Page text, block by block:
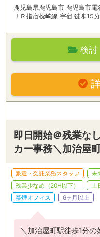
鹿児島県鹿児島市 鹿児島市
ＪＲ指宿枕崎線 宇宿 徒歩15分
検討
即日開始＠残業な
カー事務＼加治屋
派遣・受託業務スタッフ 未
残業少なめ（20H以下）
土
禁煙オフィス
6ヶ月以上
＼加治屋町駅徒歩1分